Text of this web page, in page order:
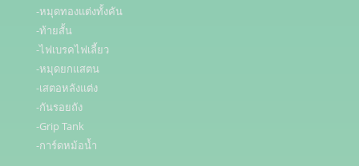
-หมุดทองแต่งทั้งคัน
-ท้ายสั้น
-ไฟเบรคไฟเลี้ยว
-หมุดยกแสตน
-เสตอหลังแต่ง
-กันรอยถัง
-Grip Tank
-การ์ดหม้อน้ำ